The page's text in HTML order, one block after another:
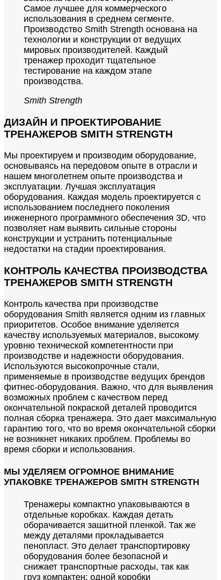
Самое лучшее для коммерческого
использования в среднем сегменте.
Производство Smith Strength основана на
технологии и конструкции от ведущих
мировых производителей. Каждый
тренажер проходит тщательное
тестирование на каждом этапе
производства.
Smith Strength
ДИЗАЙН И ПРОЕКТИРОВАНИЕ
ТРЕНАЖЕРОВ SMITH STRENGTH
Мы проектируем и производим оборудование,
основываясь на передовом опыте в отрасли и
нашем многолетнем опыте производства и
эксплуатации. Лучшая эксплуатация
оборудования. Каждая модель проектируется с
использованием последнего поколения
инженерного программного обеспечения 3D, что
позволяет нам выявить сильные стороны
конструкции и устранить потенциальные
недостатки на стадии проектирования.
КОНТРОЛЬ КАЧЕСТВА ПРОИЗВОДСТВА
ТРЕНАЖЕРОВ SMITH STRENGTH
Контроль качества при производстве
оборудования Smith является одним из главных
приоритетов. Особое внимание уделяется
качеству используемых материалов, высокому
уровню технической компетентности при
производстве и надежности оборудования.
Используются высокопрочные стали,
применяемые в производстве ведущих брендов
фитнес-оборудования. Важно, что для выявления
возможных проблем с качеством перед
окончательной покраской деталей проводится
полная сборка тренажера. Это дает максимальную
гарантию того, что во время окончательной сборки
не возникнет никаких проблем. Проблемы во
время сборки и использования.
МЫ УДЕЛЯЕМ ОГРОМНОЕ ВНИМАНИЕ
УПАКОВКЕ ТРЕНАЖЕРОВ SMITH STRENGTH
Тренажеры компактно упаковываются в
отдельные коробках. Каждая детать
оборачивается зашитной пленкой. Так же
между деталями прокладывается
пенопласт. Это делает транспортировку
оборудования более безопасной и
снижает транспортные расходы, так как
груз компактен; одной коробки